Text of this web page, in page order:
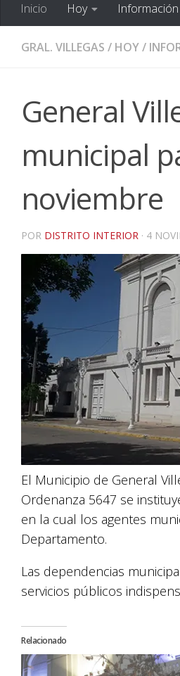
Inicio Hoy
GRAL. VILLEGAS / HOY/
General
municipal
noviembre
POR DISTRITO INTERIOR · 4
El Municipio de General
Ordenanza 5647 se
en la cual los agentes
Departamento.
Las dependencias
servicios públicos
Relacionado